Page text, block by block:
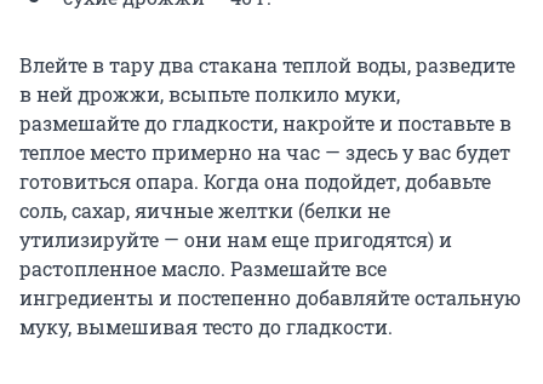
Влейте в тару два стакана теплой воды, разведите
в ней дрожжи, всыпьте полкило муки,
размешайте до гладкости, накройте и поставьте в
теплое место примерно на час — здесь у вас будет
готовиться опара. Когда она подойдет, добавьте
соль, сахар, яичные желтки (белки не
утилизируйте — они нам еще пригодятся) и
растопленное масло. Размешайте все
ингредиенты и постепенно добавляйте остальную
муку, вымешивая тесто до гладкости.